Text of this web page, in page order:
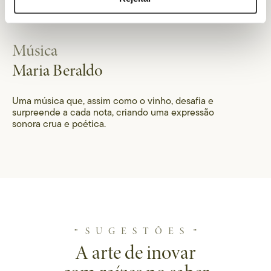
Música
Maria Beraldo
Uma música que, assim como o vinho, desafia e
surpreende a cada nota, criando uma expressão
sonora crua e poética.
SUGESTÕES
A arte de inovar